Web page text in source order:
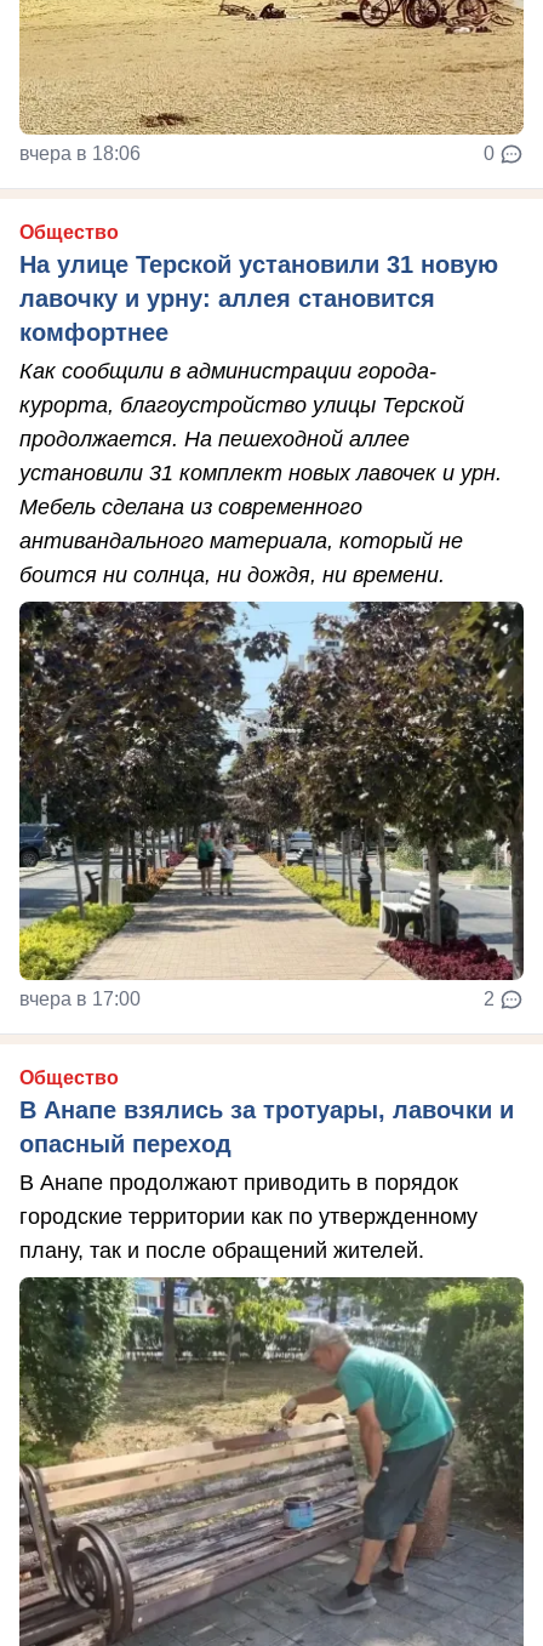
вчера в 18:06 0
Общество
На улице Терской установили 31 новую
лавочку и урну: аллея становится
комфортнее
Как сообщили в администрации города-
курорта, благоустройство улицы Терской
продолжается. На пешеходной аллее
установили 31 комплект новых лавочек и урн.
Мебель сделана из современного
антивандального материала, который не
боится ни солнца, ни дождя, ни времени.
вчера в 17:00 2
Общество
В Анапе взялись за тротуары, лавочки и
опасный переход
В Анапе продолжают приводить в порядок
городские территории как по утвержденному
плану, так и после обращений жителей.